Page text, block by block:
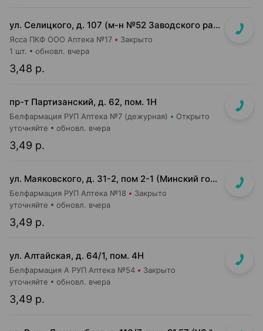
ул. Селицкого, д. 107 (м-н №52 Заводского райпищеторга)
Ясса ПКФ ООО Аптека №17 Закрыто
3,48 р.
1 шт. обновл. вчера
пр-т Партизанский, д. 62, пом. 1Н
Белфармация РУП Аптека №7 (дежурная) Открыто
3,49 р.
уточняйте обновл. вчера
ул. Маяковского, д. 31-2, пом 2-1 (Минский гор. эндокринологический диспансер)
Белфармация РУП Аптека №18 Закрыто
3,49 р.
уточняйте обновл. вчера
ул. Алтайская, д. 64/1, пом. 4Н
Белфармация А РУП Аптека №54 Закрыто
3,49 р.
уточняйте обновл. вчера